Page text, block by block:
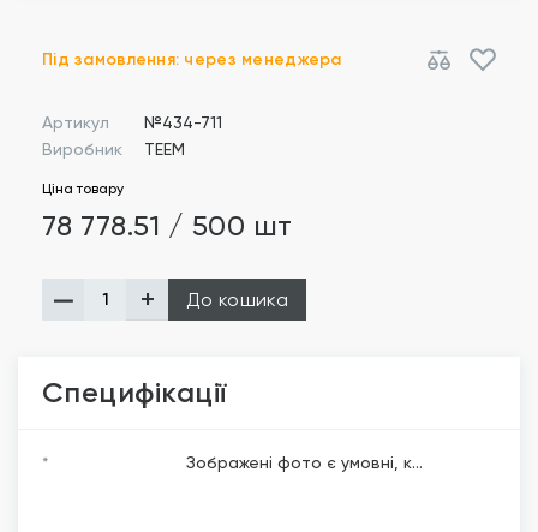
Специфікації
* Зображені фото є умовні, к...
Під замовлення: через менеджера
Артикул
№434-711
Виробник
TEEM
Ціна товару
78 778.51 / 500 шт
До кошика